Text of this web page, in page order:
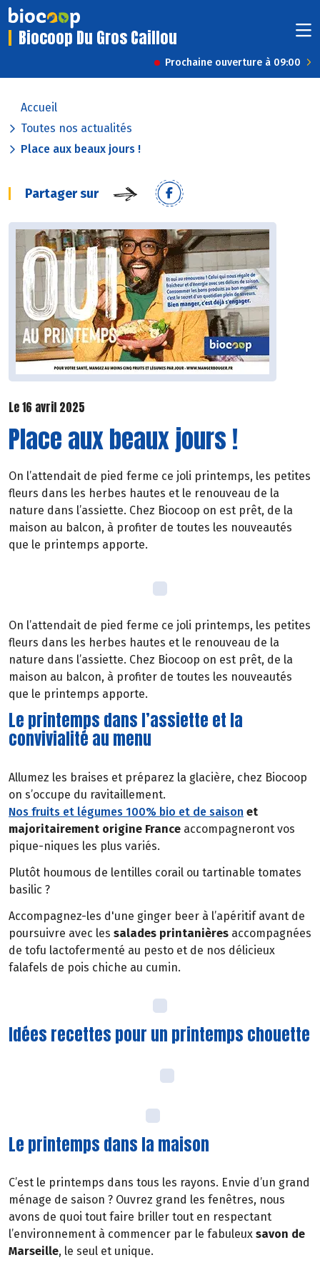
Biocoop Du Gros Caillou
Prochaine ouverture à 09:00
Accueil
Toutes nos actualités
Place aux beaux jours !
Partager sur
Le 16 avril 2025
Place aux beaux jours !
On l’attendait de pied ferme ce joli printemps, les petites
fleurs dans les herbes hautes et le renouveau de la
nature dans l’assiette. Chez Biocoop on est prêt, de la
maison au balcon, à profiter de toutes les nouveautés
que le printemps apporte.
On l’attendait de pied ferme ce joli printemps, les petites
fleurs dans les herbes hautes et le renouveau de la
nature dans l’assiette. Chez Biocoop on est prêt, de la
maison au balcon, à profiter de toutes les nouveautés
que le printemps apporte.
Le printemps dans l’assiette et la
convivialité au menu
Allumez les braises et préparez la glacière, chez Biocoop
on s’occupe du ravitaillement.
Nos fruits et légumes 100% bio et de saison et
majoritairement origine France accompagneront vos
pique-niques les plus variés.
Plutôt houmous de lentilles corail ou tartinable tomates
basilic ?
Accompagnez-les d'une ginger beer à l’apéritif avant de
poursuivre avec les salades printanières accompagnées
de tofu lactofermenté au pesto et de nos délicieux
falafels de pois chiche au cumin.
Idées recettes pour un printemps chouette
Le printemps dans la maison
C’est le printemps dans tous les rayons. Envie d’un grand
ménage de saison ? Ouvrez grand les fenêtres, nous
avons de quoi tout faire briller tout en respectant
l’environnement à commencer par le fabuleux savon de
Marseille, le seul et unique.